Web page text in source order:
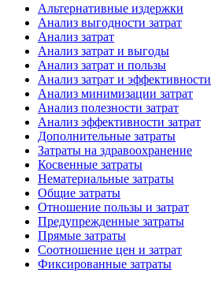
Альтернативные издержки
Анализ выгодности затрат
Анализ затрат
Анализ затрат и выгоды
Анализ затрат и пользы
Анализ затрат и эффективности
Анализ минимизации затрат
Анализ полезности затрат
Анализ эффективности затрат
Дополнительные затраты
Затраты на здравоохранение
Косвенные затраты
Нематериальные затраты
Общие затраты
Отношение пользы и затрат
Предупрежденные затраты
Прямые затраты
Соотношение цен и затрат
Фиксированные затраты